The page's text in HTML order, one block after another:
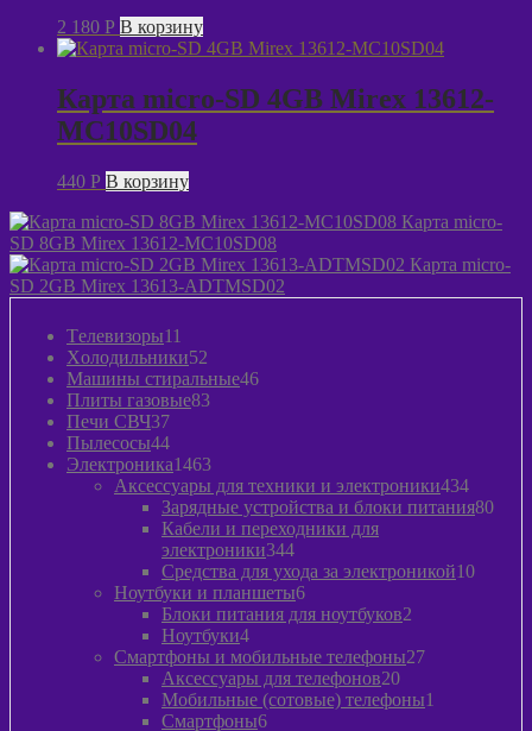
2 180 P В корзину
Карта micro-SD 4GB Mirex 13612-
MC10SD04
440 P В корзину
Карта micro-
SD 8GB Mirex 13612-MC10SD08
Карта micro-
SD 2GB Mirex 13613-ADTMSD02
Tелевизоры11
товаров
Xолодильники52
товара
Машины стиральные4646
Плиты газовые8383
Печи СВЧ3737
товаров
Пылeсосы4444
товара
Электроника14631463
товара
Аксессуары для техники и электроники434434
товара
Зарядные устройства и блоки питания8080
Кабели и переходники для
электроники344344
товара
Средства для ухода за электроникой1010
Ноутбуки и планшеты66
товаров
Блоки питания для ноутбуков2
Ноутбуки44
товара
Смартфоны и мобильные телефоны2727
Аксессуары для телефонов2020
товаров
Мобильные (сотовые) телефоны1
Смартфоны66